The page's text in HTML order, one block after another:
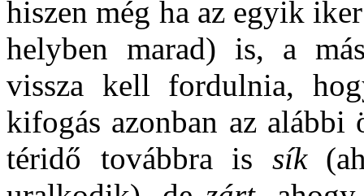
hiszen még ha az egyik
helyben marad) is, a
vissza kell fordulnia,
kifogás azonban az
téridő továbbra is sík